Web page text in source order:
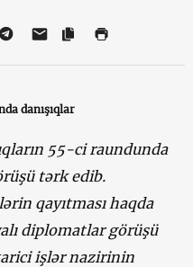
danışıqlar
55-ci raundunda
tərk edib.
qayıtması haqda
diplomatlar görüşü
işlər nazirinin